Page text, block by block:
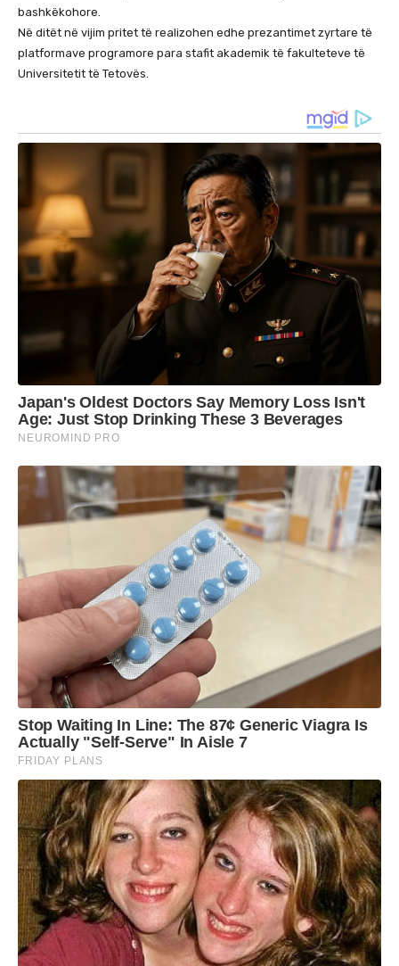
bashkëkohore.
Në ditët në vijim pritet të realizohen edhe prezantimet zyrtare të
platformave programore para stafit akademik të fakulteteve të
Universitetit të Tetovës.